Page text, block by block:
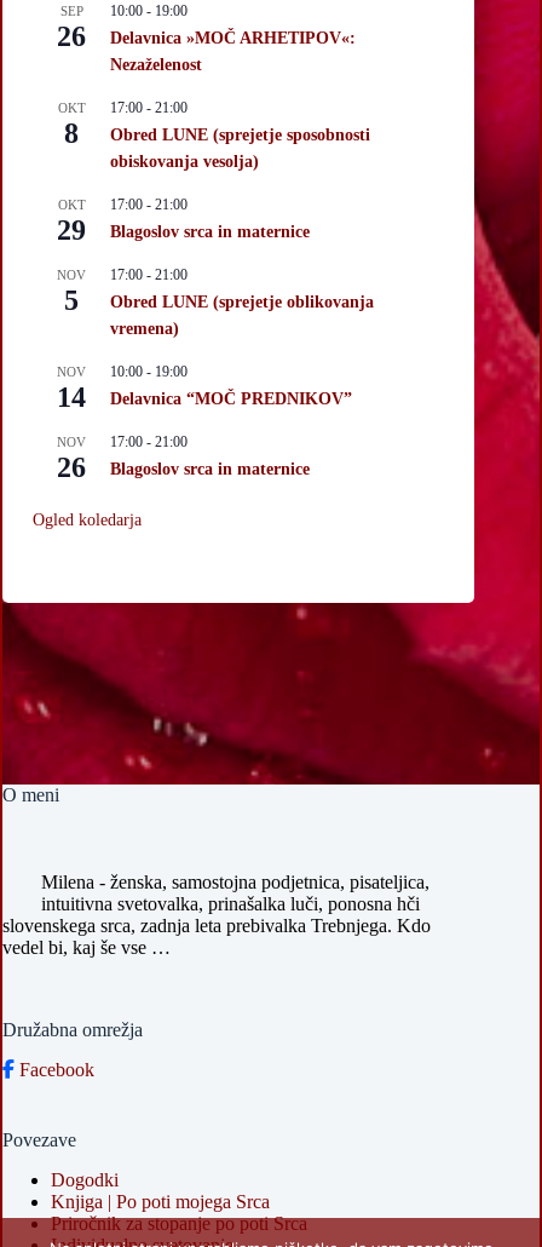
SEP
26
10:00 - 19:00
Delavnica »MOČ ARHETIPOV«:
Nezaželenost
OKT
8
17:00 - 21:00
Obred LUNE (sprejetje sposobnosti
obiskovanja vesolja)
OKT
29
17:00 - 21:00
Blagoslov srca in maternice
NOV
5
17:00 - 21:00
Obred LUNE (sprejetje oblikovanja
vremena)
NOV
14
10:00 - 19:00
Delavnica “MOČ PREDNIKOV”
NOV
26
17:00 - 21:00
Blagoslov srca in maternice
Ogled koledarja
O meni
Milena - ženska, samostojna podjetnica, pisateljica,
intuitivna svetovalka, prinašalka luči, ponosna hči
slovenskega srca, zadnja leta prebivalka Trebnjega. Kdo
vedel bi, kaj še vse …
Družabna omrežja
Facebook
Povezave
Dogodki
Knjiga | Po poti mojega Srca
Priročnik za stopanje po poti Srca